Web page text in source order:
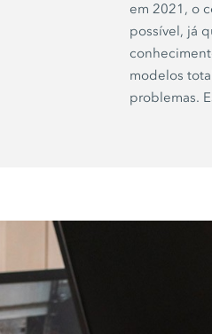
em 2021, o
possível, já
modelos
problemas.